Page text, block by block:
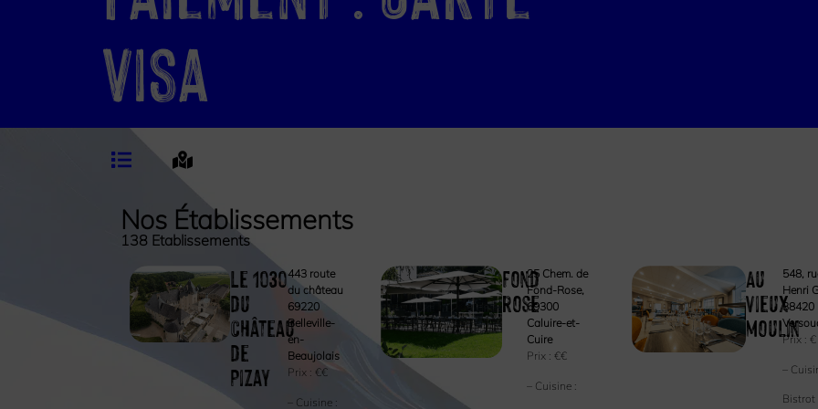
visa
Nos Établissements
138 Etablissements
Le 1030
du
Château
de
Pizay
443 route
du château
69220
Belleville-
en-
Beaujolais
Prix : €€
– Cuisine :
Fond
rose
25 Chem. de
Fond-Rose,
69300
Caluire-et-
Cuire
Prix :€€
– Cuisine :
Au
vieux
moulin
548,
Henri
38420
Prix : €
–
Bistrot